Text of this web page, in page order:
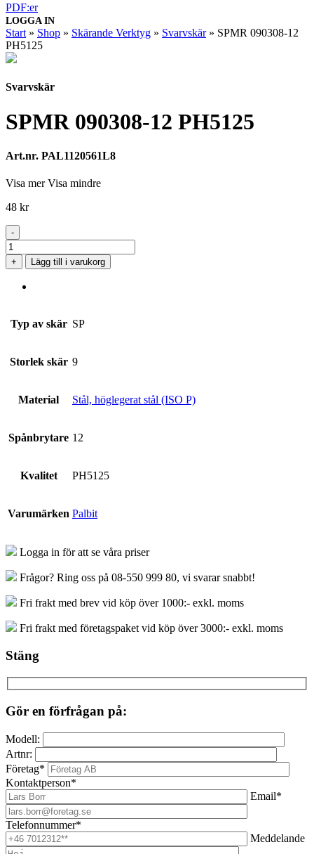
PDF:er
LOGGA IN
Start » Shop » Skärande Verktyg » Svarvskär» SPMR 090308-12
PH5125
Svarvskär
SPMR 090308-12 PH5125
Art.nr. PAL1120561L8
Visa mer Visa mindre
48 kr
-
SPMR
090308-
12
PH5125
+ Lägg till i varukorg
Typ av skär SP
Storlek skär 9
Material Stål, höglegerat stål (ISO P)
Spånbrytare 12
Kvalitet PH5125
Varumärken Palbit
Logga in för att se våra priser
Frågor? Ring oss på 08-550 999 80, vi svarar snabbt!
Fri frakt med brev vid köp över 1000:- exkl. moms
Fri frakt med företagspaket vid köp över 3000:- exkl. moms
Stäng
Gör en förfrågan på:
Modell:
Artnr:
Företag*
Kontaktperson*
Email*
Telefonnummer*
Meddelande